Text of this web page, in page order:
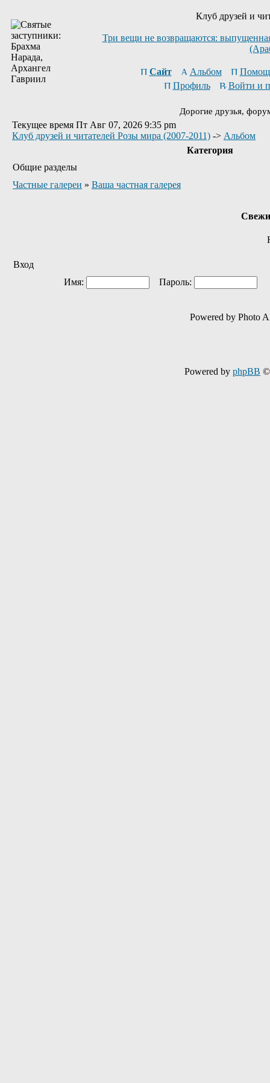
Клуб друзей и
Три вещи не возвращаются:
Сайт Альбом
Профиль
Войти и
Дорогие друзья,
Текущее время Пт Авг 07, 2026 9:35 pm
Клуб друзей и читателей Розы мира (2007-2011) -> Альбом
Категория
Общие разделы
Частные галереи » Ваша частная галерея
Вход
Имя:
Пароль:
Powered by Photo
Powered by phpBB ©